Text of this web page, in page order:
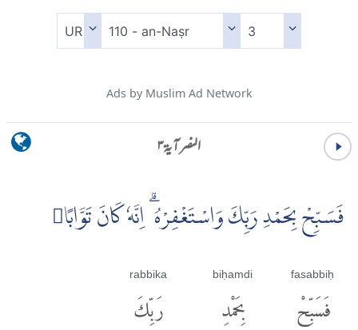
Ads by Muslim Ad Network
النصر آية ۳
فَسَبِّحْ بِحَمْدِ رَبِّكَ وَاسْتَغْفِرْهُ ۗ اِنَّهٗ كَانَ تَوَّابًا
fasabbiḥ
فَسَبِّحْ
biḥamdi
بِحَمْدِ
rabbika
رَبِّكَ